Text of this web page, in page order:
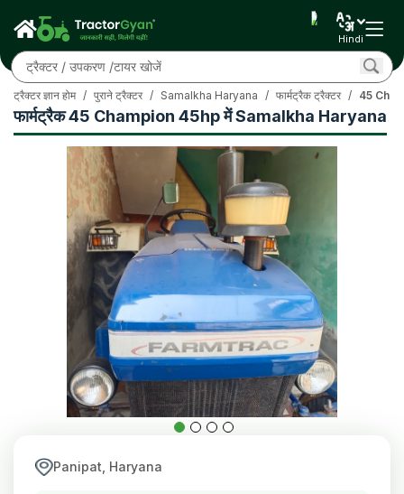
Hindi
फार्मट्रैक 45 Champion 45hp में Samalkha Haryana
ट्रैक्टर ज्ञान होम / पुराने ट्रैक्टर / Samalkha Haryana / फार्मट्रैक ट्रैक्टर / 45
Panipat, Haryana